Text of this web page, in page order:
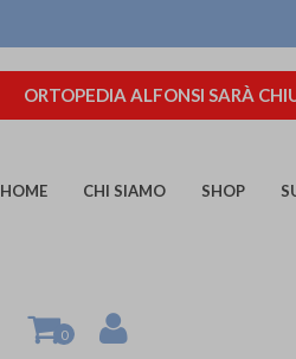
ORTOPEDIA ALFONSI SARÀ
HOME CHI SIAMO SHOP
0